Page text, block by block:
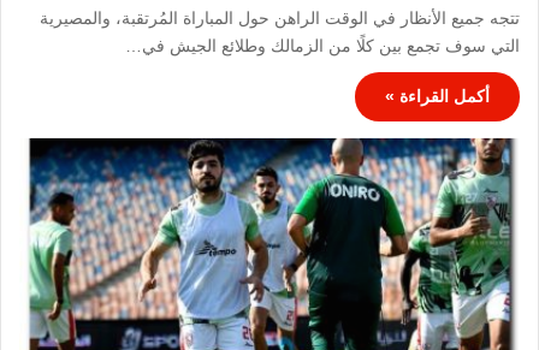
تتجه جميع الأنظار في الوقت الراهن حول المباراة المُرتقبة، والمصيرية
التي سوف تجمع بين كلًا من الزمالك وطلائع الجيش في…
أكمل القراءة »